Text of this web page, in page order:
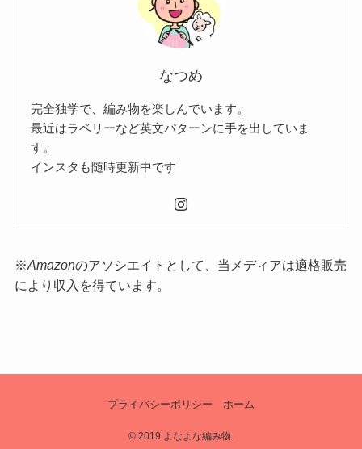
なつめ
完全独学で、編み物を楽しんでいます。
最近はラベリーなど英文パターンに手を出していま
す。
インスタも随時更新中です
※Amazonのアソシエイトとして、当メディアは適格販売
により収入を得ています。
プライバシーポリシー ホーム
© 2019 よなよな編み物.